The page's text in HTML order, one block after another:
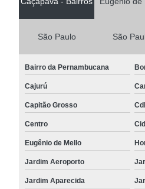
São Paulo São
Bairro da Pernambucana
Cajurú
Capitão Grosso
Centro
Eugênio de Mello
Jardim Aeroporto
Jardim Aparecida